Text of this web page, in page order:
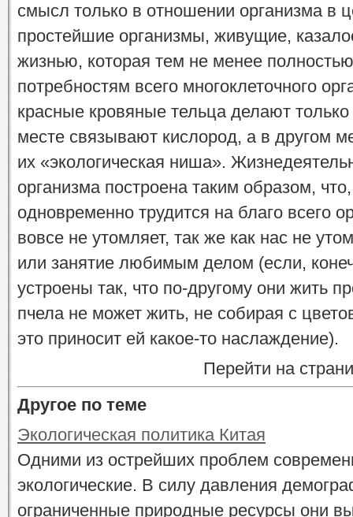
смысл только в отношении организма
простейшие организмы, живущие,
жизнью, которая тем не менее
потребностям всего многоклеточного
красные кровяные тельца делают
месте связывают кислород, а в другом
их «экологическая ниша».
организма построена таким образом,
одновременно трудится на благо всего
вовсе не утомляет, так же как нас не
или занятие любимым делом (если,
устроены так, что по-другому они жить
пчела не может жить, не собирая с
это приносит ей какое-то наслаждение).
Перейти на
Другое по теме
Экологическая политика Китая
Одними из острейших проблем
экологические. В силу давления
ограниченные природные ресурсы они